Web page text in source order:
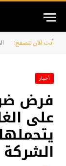
أنت الآن تتصفح:
أخبار
فرض
على